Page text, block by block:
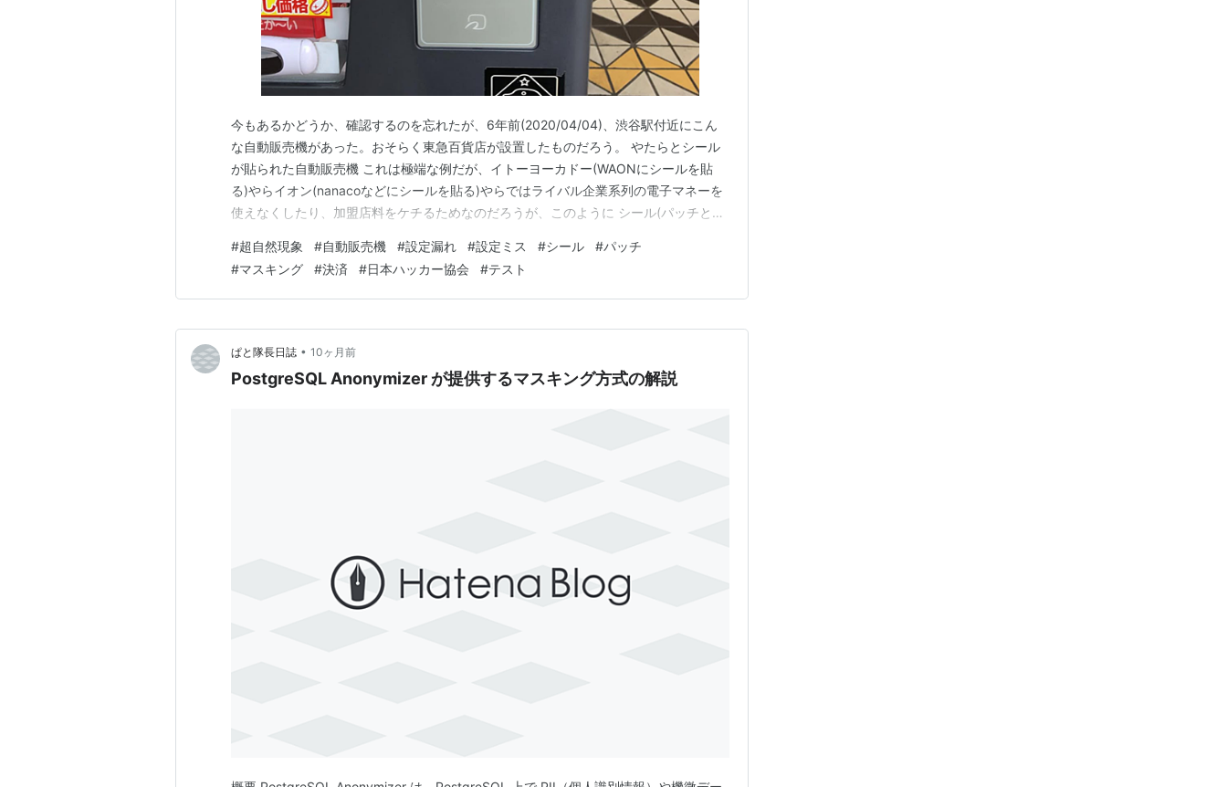
今もあるかどうか、確認するのを忘れたが、6年前(2020/04/04)、渋谷駅付近にこん
な自動販売機があった。おそらく東急百貨店が設置したものだろう。 やたらとシール
が貼られた自動販売機 これは極端な例だが、イトーヨーカドー(WAONにシールを貼
る)やらイオン(nanacoなどにシールを貼る)やらではライバル企業系列の電子マネーを
使えなくしたり、加盟店料をケチるためなのだろうが、このように シール(パッチと言
ける。 だが、話はこれで終わらない。 2. 使えないように設定する をしていないもの
が、それなりにあるのだ…
#超自然現象 #自動販売機 #設定漏れ #設定ミス #シール #パッチ
#マスキング #決済 #日本ハッカー協会 #テスト
ぱと隊長日誌 • 10ヶ月前
PostgreSQL Anonymizer が提供するマスキング方式の解説